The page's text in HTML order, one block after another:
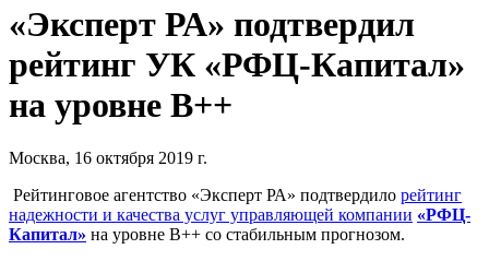
«Эксперт РА» подтвердил
рейтинг УК «РФЦ-Капитал»
на уровне B++
Москва, 16 октября 2019 г.
Рейтинговое агентство «Эксперт РА» подтвердило рейтинг
надежности и качества услуг управляющей компании «РФЦ-
Капитал» на уровне B++ со стабильным прогнозом.